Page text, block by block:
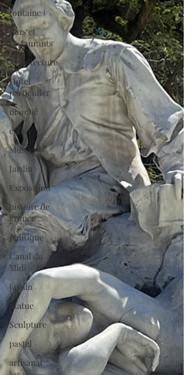
fontaine
Bars et
restaurants
Architecture
Hôtel
particulier
marché
église
Musée
Jardin
Exposition
histoire de
France
politique
Canal du
Midi
Jardin
Statue
Sculpture
pastel
artisanat